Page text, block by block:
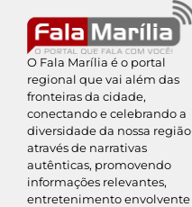
O Fala Marília é o portal
regional que vai além das
fronteiras da cidade,
conectando e celebrando a
diversidade da nossa região
através de narrativas
autênticas, promovendo
informações relevantes,
entretenimento envolvente